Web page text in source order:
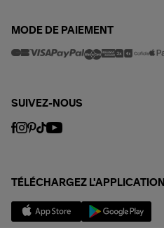
MODE DE PAIEMENT
SUIVEZ-NOUS
TÉLÉCHARGEZ L'APPLICATION